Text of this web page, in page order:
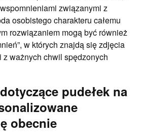
związanymi z
osobistego charakteru całemu
rozwiązaniem mogą być również
w których znajdą się zdjęcia
z ważnych chwil spędzonych
pudełek na
obecnie